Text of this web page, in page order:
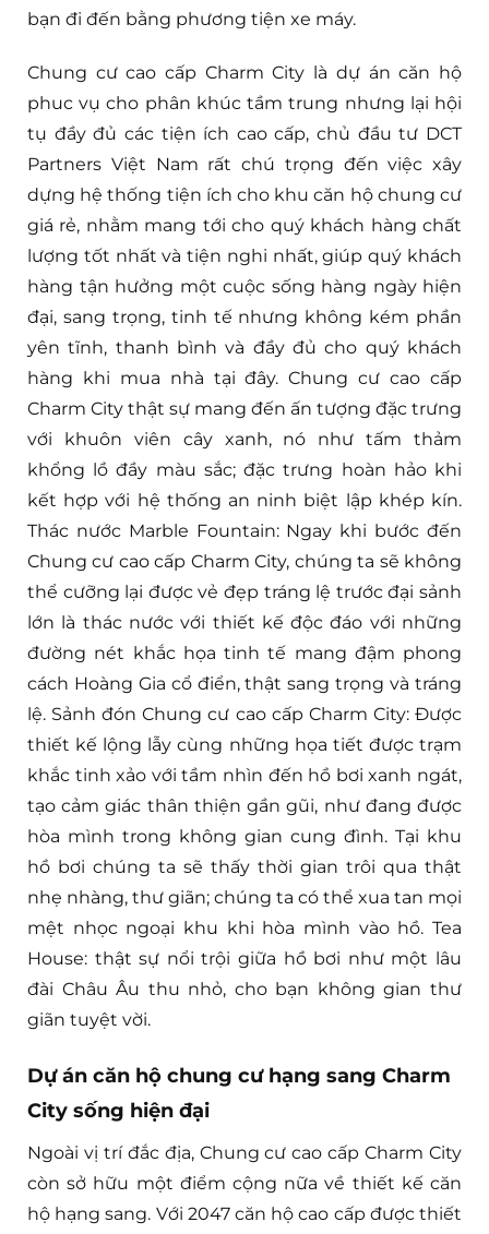
bạn đi đến bằng phương tiện xe máy.
Chung cư cao cấp Charm City là dự án căn hộ
phuc vụ cho phân khúc tầm trung nhưng lại hội
tụ đầy đủ các tiện ích cao cấp, chủ đầu tư DCT
Partners Việt Nam rất chú trọng đến việc xây
dựng hệ thống tiện ích cho khu căn hộ chung cư
giá rẻ, nhằm mang tới cho quý khách hàng chất
lượng tốt nhất và tiện nghi nhất, giúp quý khách
hàng tận hưởng một cuộc sống hàng ngày hiện
đại, sang trọng, tinh tế nhưng không kém phần
yên tĩnh, thanh bình và đầy đủ cho quý khách
hàng khi mua nhà tại đây. Chung cư cao cấp
Charm City thật sự mang đến ấn tượng đặc trưng
với khuôn viên cây xanh, nó như tấm thảm
khổng lồ đầy màu sắc; đặc trưng hoàn hảo khi
kết hợp với hệ thống an ninh biệt lập khép kín.
Thác nước Marble Fountain: Ngay khi bước đến
Chung cư cao cấp Charm City, chúng ta sẽ không
thể cưỡng lại được vẻ đẹp tráng lệ trước đại sảnh
lớn là thác nước với thiết kế độc đáo với những
đường nét khắc họa tinh tế mang đậm phong
cách Hoàng Gia cổ điển, thật sang trọng và tráng
lệ. Sảnh đón Chung cư cao cấp Charm City: Được
thiết kế lộng lẫy cùng những họa tiết được trạm
khắc tinh xảo với tầm nhìn đến hồ bơi xanh ngát,
tạo cảm giác thân thiện gần gũi, như đang được
hòa mình trong không gian cung đình. Tại khu
hồ bơi chúng ta sẽ thấy thời gian trôi qua thật
nhẹ nhàng, thư giãn; chúng ta có thể xua tan mọi
mệt nhọc ngoại khu khi hòa mình vào hồ. Tea
House: thật sự nổi trội giữa hồ bơi như một lâu
đài Châu Âu thu nhỏ, cho bạn không gian thư
giãn tuyệt vời.
Dự án căn hộ chung cư hạng sang Charm
City sống hiện đại
Ngoài vị trí đắc địa, Chung cư cao cấp Charm City
còn sở hữu một điểm cộng nữa về thiết kế căn
hộ hạng sang. Với 2047 căn hộ cao cấp được thiết